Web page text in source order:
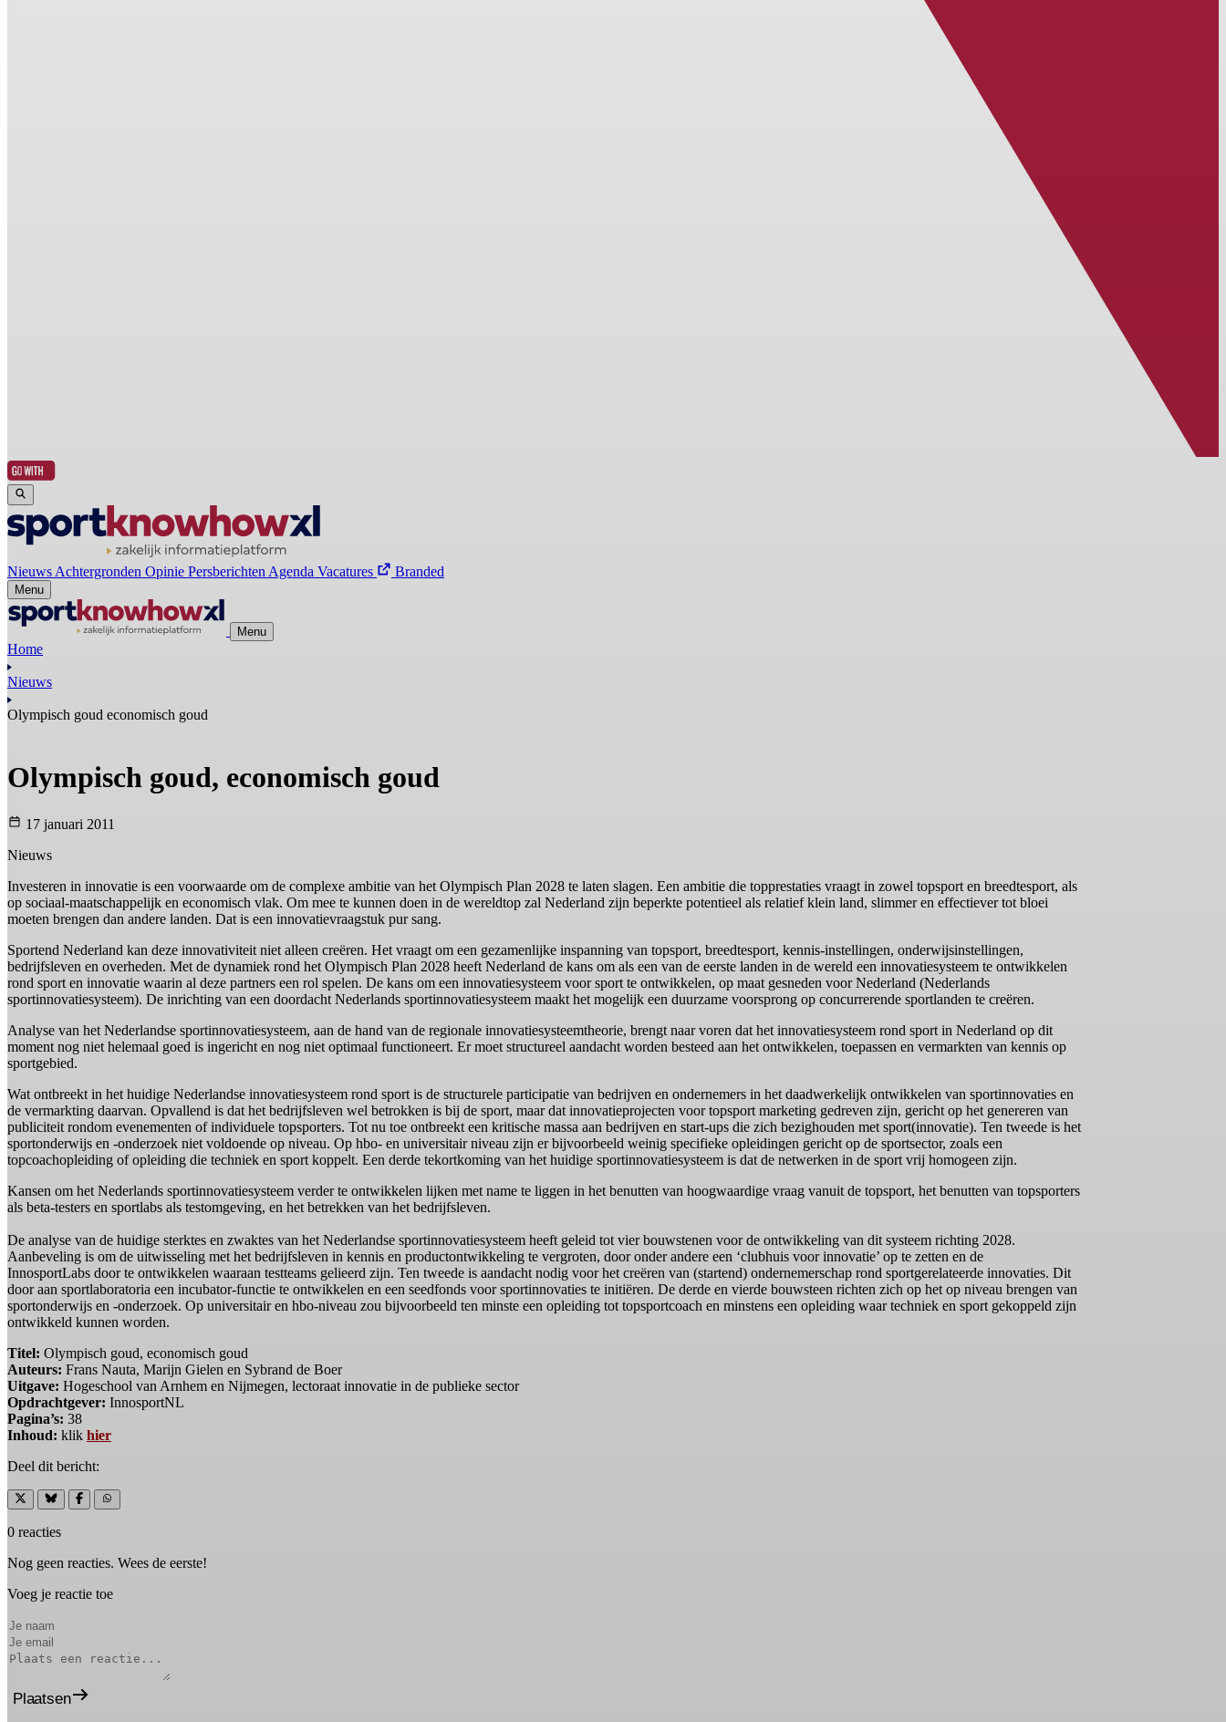
Nieuws Achtergronden Opinie Persberichten Agenda Vacatures Branded
Menu
Menu
Home
Nieuws
Olympisch goud economisch goud
Olympisch goud, economisch goud
17 januari 2011
Nieuws
Investeren in innovatie is een voorwaarde om de complexe ambitie van het Olympisch Plan 2028 te laten slagen. Een ambitie die topprestaties vraagt in zowel topsport en breedtesport, als
op sociaal-maatschappelijk en economisch vlak. Om mee te kunnen doen in de wereldtop zal Nederland zijn beperkte potentieel als relatief klein land, slimmer en effectiever tot bloei
moeten brengen dan andere landen. Dat is een innovatievraagstuk pur sang.
Sportend Nederland kan deze innovativiteit niet alleen creëren. Het vraagt om een gezamenlijke inspanning van topsport, breedtesport, kennis-instellingen, onderwijsinstellingen,
bedrijfsleven en overheden. Met de dynamiek rond het Olympisch Plan 2028 heeft Nederland de kans om als een van de eerste landen in de wereld een innovatiesysteem te ontwikkelen
rond sport en innovatie waarin al deze partners een rol spelen. De kans om een innovatiesysteem voor sport te ontwikkelen, op maat gesneden voor Nederland (Nederlands
sportinnovatiesysteem). De inrichting van een doordacht Nederlands sportinnovatiesysteem maakt het mogelijk een duurzame voorsprong op concurrerende sportlanden te creëren.
Analyse van het Nederlandse sportinnovatiesysteem, aan de hand van de regionale innovatiesysteemtheorie, brengt naar voren dat het innovatiesysteem rond sport in Nederland op dit
moment nog niet helemaal goed is ingericht en nog niet optimaal functioneert. Er moet structureel aandacht worden besteed aan het ontwikkelen, toepassen en vermarkten van kennis op
sportgebied.
Wat ontbreekt in het huidige Nederlandse innovatiesysteem rond sport is de structurele participatie van bedrijven en ondernemers in het daadwerkelijk ontwikkelen van sportinnovaties en
de vermarkting daarvan. Opvallend is dat het bedrijfsleven wel betrokken is bij de sport, maar dat innovatieprojecten voor topsport marketing gedreven zijn, gericht op het genereren van
publiciteit rondom evenementen of individuele topsporters. Tot nu toe ontbreekt een kritische massa aan bedrijven en start-ups die zich bezighouden met sport(innovatie). Ten tweede is het
sportonderwijs en -onderzoek niet voldoende op niveau. Op hbo- en universitair niveau zijn er bijvoorbeeld weinig specifieke opleidingen gericht op de sportsector, zoals een
topcoachopleiding of opleiding die techniek en sport koppelt. Een derde tekortkoming van het huidige sportinnovatiesysteem is dat de netwerken in de sport vrij homogeen zijn.
Kansen om het Nederlands sportinnovatiesysteem verder te ontwikkelen lijken met name te liggen in het benutten van hoogwaardige vraag vanuit de topsport, het benutten van topsporters
als beta-testers en sportlabs als testomgeving, en het betrekken van het bedrijfsleven.
De analyse van de huidige sterktes en zwaktes van het Nederlandse sportinnovatiesysteem heeft geleid tot vier bouwstenen voor de ontwikkeling van dit systeem richting 2028.
Aanbeveling is om de uitwisseling met het bedrijfsleven in kennis en productontwikkeling te vergroten, door onder andere een ‘clubhuis voor innovatie’ op te zetten en de
InnosportLabs door te ontwikkelen waaraan testteams gelieerd zijn. Ten tweede is aandacht nodig voor het creëren van (startend) ondernemerschap rond sportgerelateerde innovaties. Dit
door aan sportlaboratoria een incubator-functie te ontwikkelen en een seedfonds voor sportinnovaties te initiëren. De derde en vierde bouwsteen richten zich op het op niveau brengen van
sportonderwijs en -onderzoek. Op universitair en hbo-niveau zou bijvoorbeeld ten minste een opleiding tot topsportcoach en minstens een opleiding waar techniek en sport gekoppeld zijn
ontwikkeld kunnen worden.
Titel: Olympisch goud, economisch goud
Auteurs: Frans Nauta, Marijn Gielen en Sybrand de Boer
Uitgave: Hogeschool van Arnhem en Nijmegen, lectoraat innovatie in de publieke sector
Opdrachtgever: InnosportNL
Pagina’s: 38
Inhoud: klik hier
Deel dit bericht:
0 reacties
Nog geen reacties. Wees de eerste!
Voeg je reactie toe
Plaatsen